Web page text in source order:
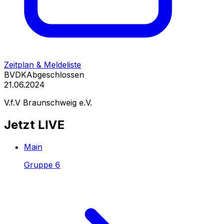
Zeitplan & Meldeliste
BVDKAbgeschlossen
21.06.2024
V.f.V Braunschweig e.V.
Jetzt LIVE
Main
Gruppe 6